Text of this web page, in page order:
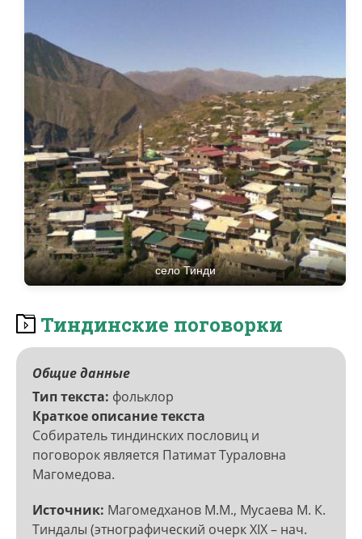
Тиндинские поговорки
Общие данные
Тип текста фольклор
Краткое описание текста
Собиратель тиндинских пословиц и
поговорок является Патимат Тураловна
Магомедова.
Источник Магомедханов М.М., Мусаева М. К.
Тиндалы (этнографический очерк XIX – нач.